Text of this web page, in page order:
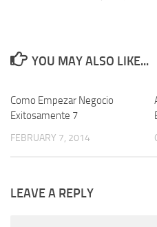
YOU MAY ALSO LIKE...
Como Empezar Negocio
Exitosamente 7
FEBRUARY 7, 2014
LEAVE A REPLY